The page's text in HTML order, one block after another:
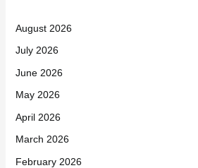
August 2026
July 2026
June 2026
May 2026
April 2026
March 2026
February 2026